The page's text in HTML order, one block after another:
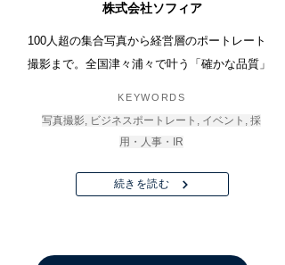
株式会社ソフィア
100人超の集合写真から経営層のポートレート
撮影まで。全国津々浦々で叶う「確かな品質」
KEYWORDS
写真撮影, ビジネスポートレート, イベント, 採
用・人事・IR
続きを読む